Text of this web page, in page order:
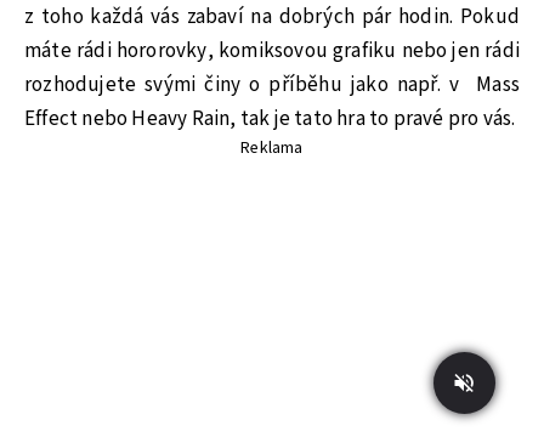
z toho každá vás zabaví na dobrých pár hodin. Pokud
máte rádi hororovky, komiksovou grafiku nebo jen rádi
rozhodujete svými činy o příběhu jako např. v Mass
Effect nebo Heavy Rain, tak je tato hra to pravé pro vás.
Reklama